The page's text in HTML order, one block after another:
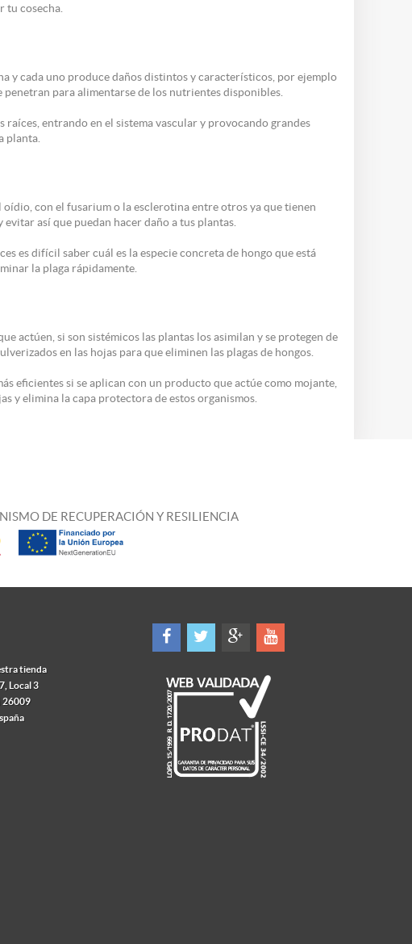
tu cosecha.
y cada uno produce daños distintos y característicos, por ejemplo
para alimentarse de los nutrientes disponibles.
entrando en el sistema vascular y provocando grandes
planta.
con el fusarium o la esclerotina entre otros ya que tienen
así que puedan hacer daño a tus plantas.
es difícil saber cuál es la especie concreta de hongo que está
la plaga rápidamente.
actúen, si son sistémicos las plantas los asimilan y se protegen de
en las hojas para que eliminen las plagas de hongos.
eficientes si se aplican con un producto que actúe como mojante,
y elimina la capa protectora de estos organismos.
DE RECUPERACIÓN Y RESILIENCIA
tienda
Local 3
26009